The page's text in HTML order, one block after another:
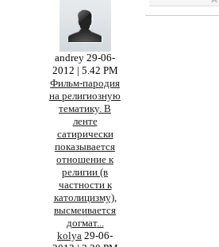
andrey 29-06-
2012 | 5.42 PM
Фильм-пародия
на религиозную
тематику. В
ленте
сатирически
показывается
отношение к
религии (в
частности к
католицизму),
высмеивается
догмат...
kolya 29-06-